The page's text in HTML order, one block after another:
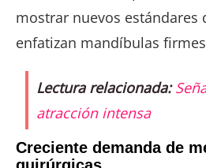
mostrar nuevos estándares
enfatizan mandíbulas
Lectura relacionada:
atracción intensa
Creciente demanda de
quirúrgicas